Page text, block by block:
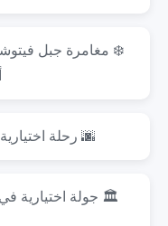
❄️ مغامرة جبل
🌆 رحلة
🏛️ جولة اختيارية في